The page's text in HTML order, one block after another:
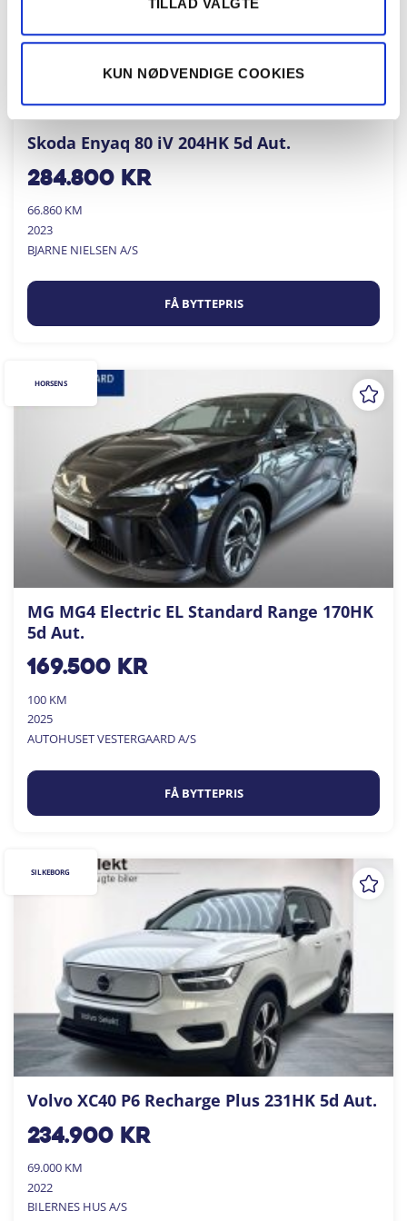
KUN NØDVENDIGE COOKIES
Skoda Enyaq 80 iV 204HK 5d Aut.
284.800kr
66.860 KM
2023
BJARNE NIELSEN A/S
FÅ BYTTEPRIS
MG MG4 Electric EL Standard Range 170HK
5d Aut.
169.500kr
100 KM
2025
AUTOHUSET VESTERGAARD A/S
FÅ BYTTEPRIS
HORSENS
Volvo XC40 P6 Recharge Plus 231HK 5d Aut.
234.900kr
69.000 KM
2022
BILERNES HUS A/S
SILKEBORG